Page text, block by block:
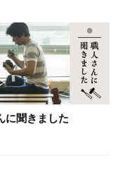
に聞きました